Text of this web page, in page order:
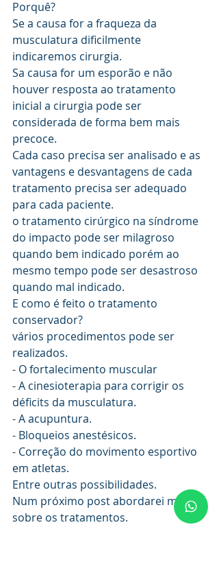
Porquê?
Se a causa for a fraqueza da
musculatura dificilmente
indicaremos cirurgia.
Sa causa for um esporão e não
houver resposta ao tratamento
inicial a cirurgia pode ser
considerada de forma bem mais
precoce.
Cada caso precisa ser analisado e as
vantagens e desvantagens de cada
tratamento precisa ser adequado
para cada paciente.
o tratamento cirúrgico na síndrome
do impacto pode ser milagroso
quando bem indicado porém ao
mesmo tempo pode ser desastroso
quando mal indicado.
E como é feito o tratamento
conservador?
vários procedimentos pode ser
realizados.
- O fortalecimento muscular
- A cinesioterapia para corrigir os
déficits da musculatura.
- A acupuntura.
- Bloqueios anestésicos.
- Correção do movimento esportivo
em atletas.
Entre outras possibilidades.
Num próximo post abordarei mais
sobre os tratamentos.